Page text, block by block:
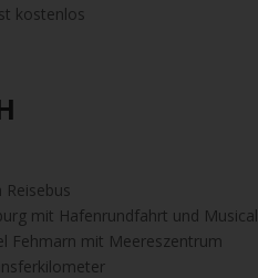
kostenlos
mit Hafenrundfahrt und Musical
Fehmarn mit Meereszentrum